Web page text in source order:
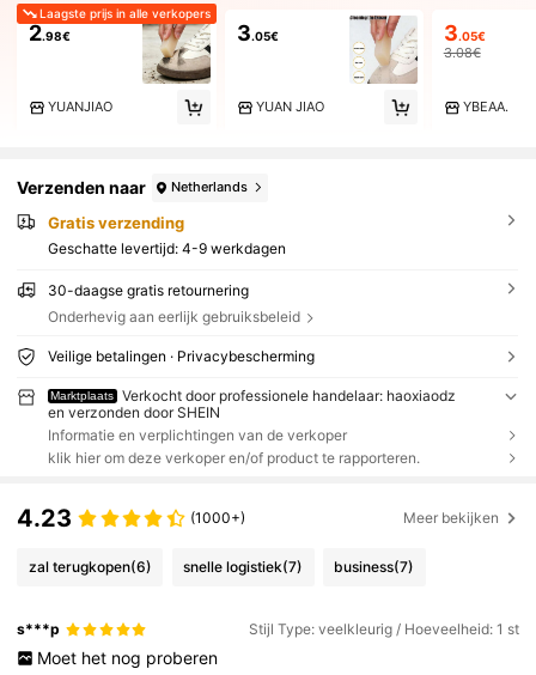
Laagste prijs in alle verkopers
2.98€
YUANJIAO
3.05€
YUAN JIAO
3.05€
3.08€
YBEAA.
Verzenden naar Netherlands
Gratis verzending
Geschatte levertijd: 4-9 werkdagen
30-daagse gratis retournering
Onderhevig aan eerlijk gebruiksbeleid
Veilige betalingen · Privacybescherming
Marktplaats
Verkocht door professionele handelaar: haoxiaodz
en verzonden door SHEIN
Informatie en verplichtingen van de verkoper
klik hier om deze verkoper en/of product te rapporteren.
4.23 (1000+) Meer bekijken
zal terugkopen(6) snelle logistiek(7) business(7)
s***p Stijl Type: veelkleurig / Hoeveelheid: 1 st
Moet het nog proberen